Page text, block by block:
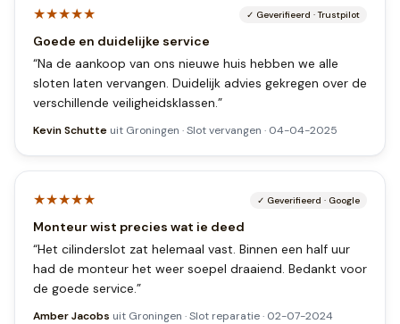
★★★★★ ✓ Geverifieerd ·Trustpilot
Goede en duidelijke service
“Na de aankoop van ons nieuwe huis hebben we alle
sloten laten vervangen. Duidelijk advies gekregen over de
verschillende veiligheidsklassen.”
Kevin Schutte uit Groningen ·Slot vervangen · 04-04-2025
★★★★★ ✓ Geverifieerd · Google
Monteur wist precies wat ie deed
“Het cilinderslot zat helemaal vast. Binnen een half uur
had de monteur het weer soepel draaiend. Bedankt voor
de goede service.”
Amber Jacobs uit Groningen ·Slot reparatie· 02-07-2024